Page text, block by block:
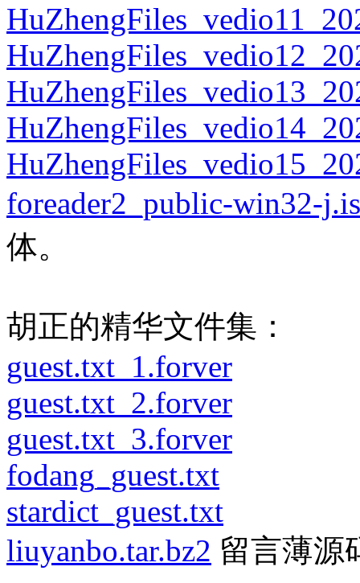
foreader2_public-win32-
体。
胡正的精华文件集：
guest.txt_1.forver
guest.txt_2.forver
guest.txt_3.forver
fodang_guest.txt
stardict_guest.txt
liuyanbo.tar.bz2 留言薄源